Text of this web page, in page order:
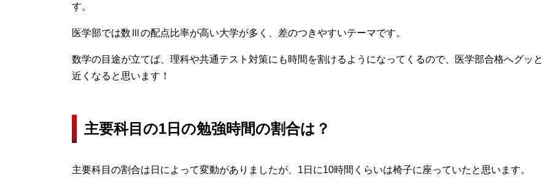
す。
医学部では数Ⅲの配点比率が高い大学が多く、差のつきやすいテーマです。
数学の目途が立てば、理科や共通テスト対策にも時間を割けるようになってくるので、医学部合格へグッと
近くなると思います！
主要科目の1日の勉強時間の割合は？
主要科目の割合は日によって変動がありましたが、1日に10時間くらいは椅子に座っていたと思います。